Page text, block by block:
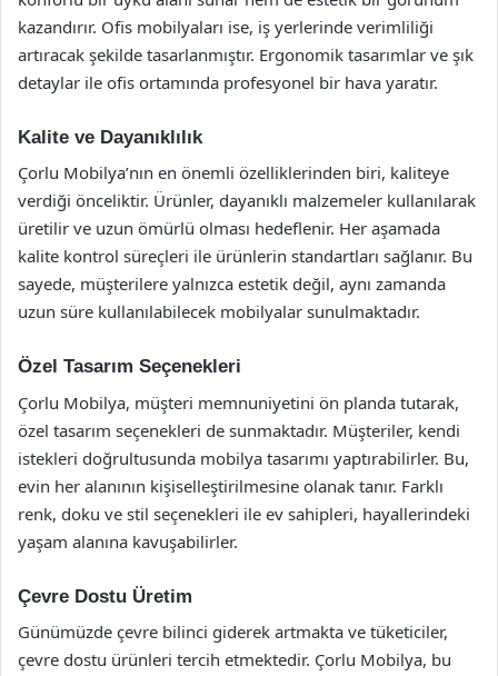
kazandırır. Ofis mobilyaları ise, iş yerlerinde verimliliği
artıracak şekilde tasarlanmıştır. Ergonomik tasarımlar ve şık
detaylar ile ofis ortamında profesyonel bir hava yaratır.
Kalite ve Dayanıklılık
Çorlu Mobilya’nın en önemli özelliklerinden biri, kaliteye
verdiği önceliktir. Ürünler, dayanıklı malzemeler kullanılarak
üretilir ve uzun ömürlü olması hedeflenir. Her aşamada
kalite kontrol süreçleri ile ürünlerin standartları sağlanır. Bu
sayede, müşterilere yalnızca estetik değil, aynı zamanda
uzun süre kullanılabilecek mobilyalar sunulmaktadır.
Özel Tasarım Seçenekleri
Çorlu Mobilya, müşteri memnuniyetini ön planda tutarak,
özel tasarım seçenekleri de sunmaktadır. Müşteriler, kendi
istekleri doğrultusunda mobilya tasarımı yaptırabilirler. Bu,
evin her alanının kişiselleştirilmesine olanak tanır. Farklı
renk, doku ve stil seçenekleri ile ev sahipleri, hayallerindeki
yaşam alanına kavuşabilirler.
Çevre Dostu Üretim
Günümüzde çevre bilinci giderek artmakta ve tüketiciler,
çevre dostu ürünleri tercih etmektedir. Çorlu Mobilya, bu